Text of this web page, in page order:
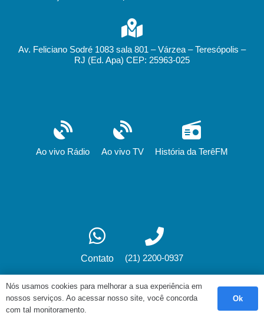
Av. Feliciano Sodré 1083 sala 801 – Várzea – Teresópolis –
RJ (Ed. Apa) CEP: 25963-025
Ao vivo Rádio Ao vivo TV História da TerêFM
Contato (21) 2200-0937
Desenvolvimento: fox.art.br
Nós usamos cookies para melhorar a sua experiência em
nossos serviços. Ao acessar nosso site, você concorda
com tal monitoramento.
Ok